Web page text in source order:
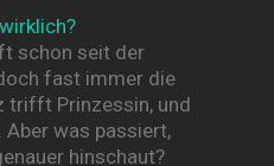
schon seit der
fast immer die
trifft Prinzessin, und
was passiert,
hinschaut?